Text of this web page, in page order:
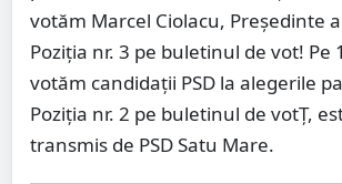
votăm Marcel Ciolacu, Președinte
Poziția nr. 3 pe buletinul de vot! Pe
votăm candidații PSD la alegerile
Poziția nr. 2 pe buletinul de votȚ,
transmis de PSD Satu Mare.